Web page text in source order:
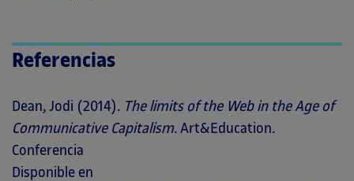
Referencias
Dean, Jodi (2014). The limits of the Web in the Age of
Communicative Capitalism. Art&Education.
Conferencia
Disponible en